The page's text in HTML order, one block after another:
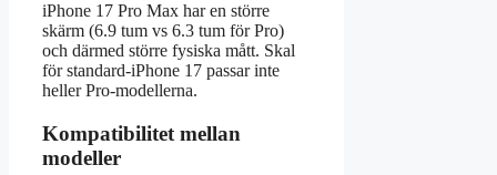
iPhone 17 Pro Max har en större
skärm (6.9 tum vs 6.3 tum för Pro)
och därmed större fysiska mått. Skal
för standard-iPhone 17 passar inte
heller Pro-modellerna.
Kompatibilitet mellan
modeller